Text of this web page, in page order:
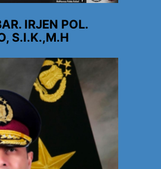
IRJEN POL.
S.I.K.,M.H